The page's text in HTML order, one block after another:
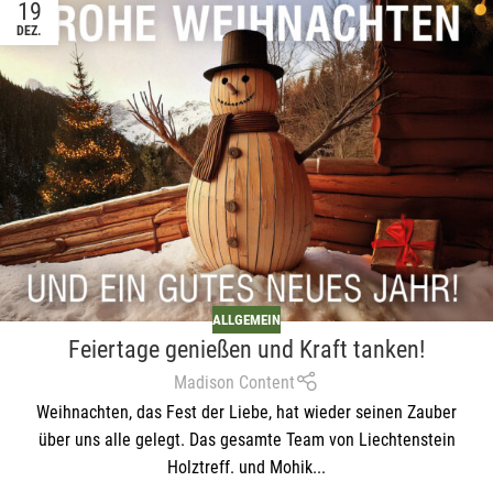
19
DEZ.
ALLGEMEIN
Feiertage genießen und Kraft tanken!
Madison Content
Weihnachten, das Fest der Liebe, hat wieder seinen Zauber
über uns alle gelegt. Das gesamte Team von Liechtenstein
Holztreff. und Mohik...